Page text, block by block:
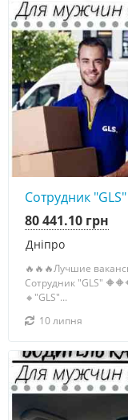
Сотрудник
Дніпро
80 441.10 грн
🔥🔥🔥Лучшие
Сотрудник "GLS"
🔸"GLS"...
10 липня